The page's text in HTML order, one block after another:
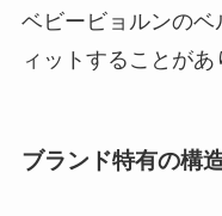
ベビービョルンの
ィットすることがあ
ブランド特有の構